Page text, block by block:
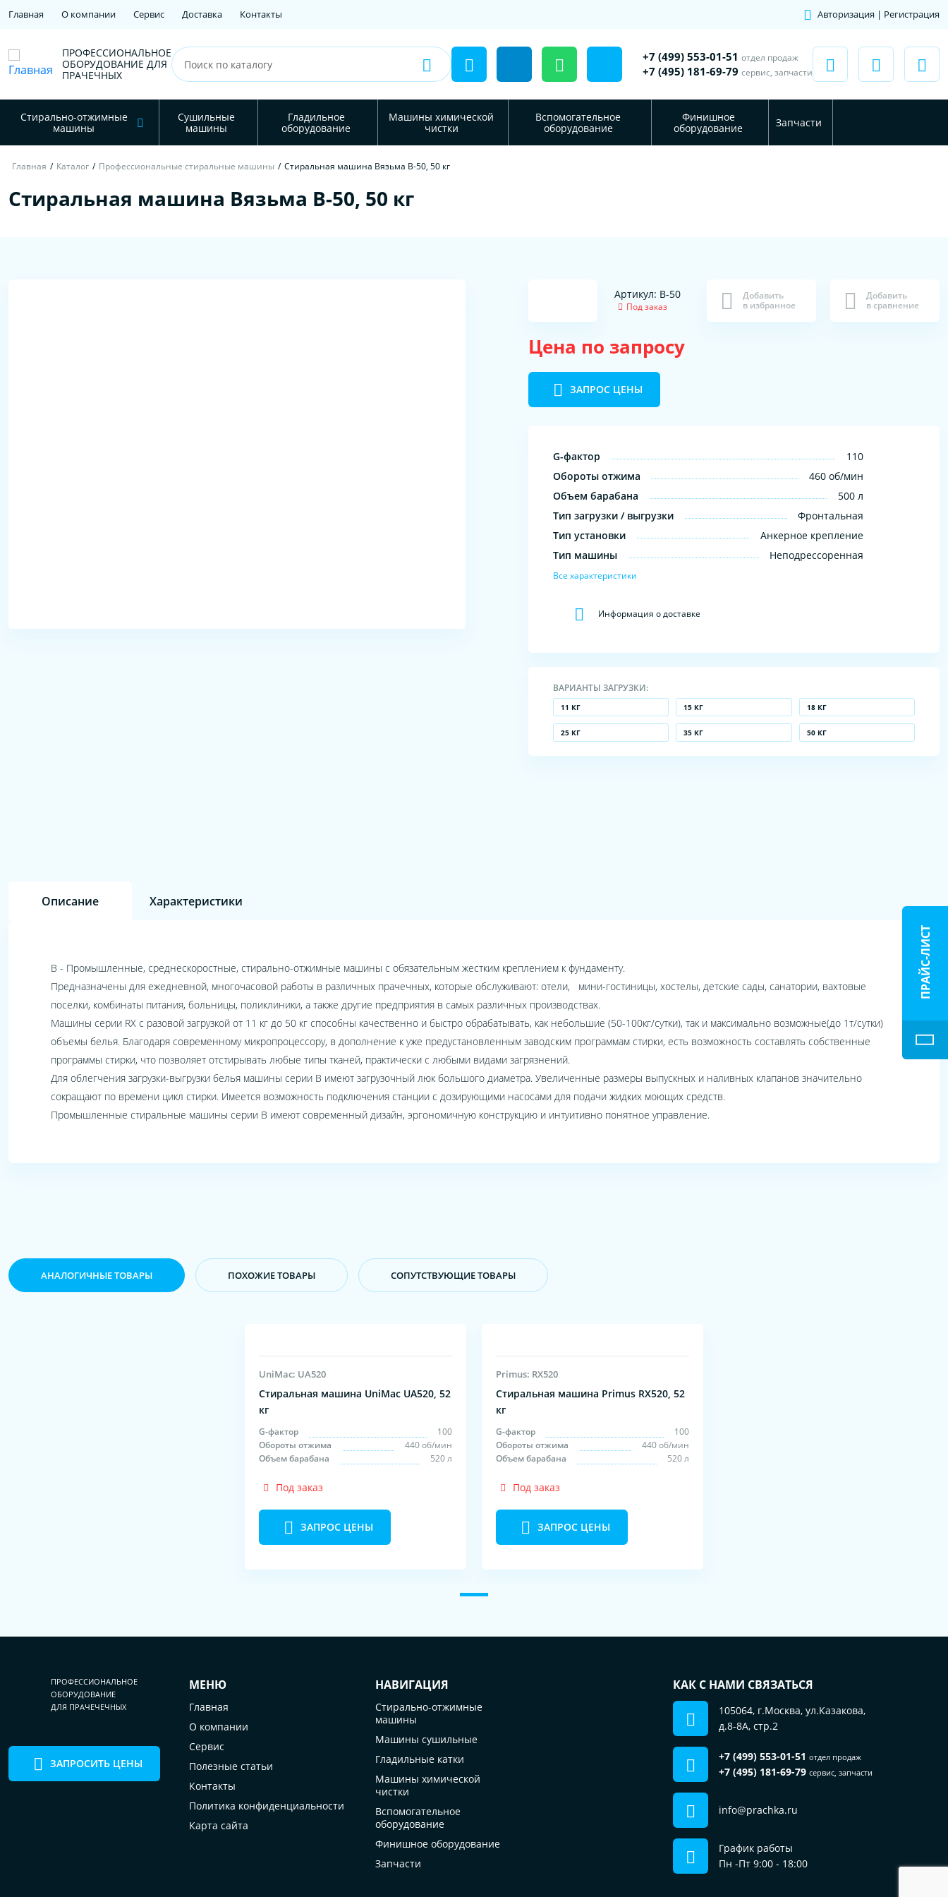
Главная О компании Сервис Доставка Контакты Авторизация | Регистрация
ПРОФЕССИОНАЛЬНОЕ
ОБОРУДОВАНИЕ ДЛЯ
ПРАЧЕЧНЫХ
+7 (499) 553-01-51 отдел продаж
+7 (495) 181-69-79 сервис, запчасти
Стирально-отжимные
машины
Сушильные
машины
Гладильное
оборудование
Машины химической
чистки
Вспомогательное
оборудование
Финишное
оборудование
Запчасти
Главная / Каталог / Профессиональные стиральные машины / Стиральная машина Вязьма В-50, 50 кг
Стиральная машина Вязьма В-50, 50 кг
Артикул: В-50
Под заказ
Добавить
в избранное
Добавить
в сравнение
Цена по запросу
ЗАПРОС ЦЕНЫ
G-фактор
110
Обороты отжима
460 об/мин
Объем барабана
500 л
Тип загрузки / выгрузки
Фронтальная
Тип установки
Анкерное крепление
Тип машины
Неподрессоренная
Все характеристики
Информация о доставке
ВАРИАНТЫ ЗАГРУЗКИ:
11 КГ 15 КГ 18 КГ
25 КГ 35 КГ 50 КГ
Описание Характеристики
В - Промышленные, среднескоростные, стирально-отжимные машины с обязательным жестким креплением к фундаменту.
Предназначены для ежедневной, многочасовой работы в различных прачечных, которые обслуживают: отели, мини-гостиницы, хостелы, детские сады, санатории, вахтовые
поселки, комбинаты питания, больницы, поликлиники, а также другие предприятия в самых различных производствах.
Машины серии RX с разовой загрузкой от 11 кг до 50 кг способны качественно и быстро обрабатывать, как небольшие (50-100кг/сутки), так и максимально возможные(до 1т/сутки)
объемы белья. Благодаря современному микропроцессору, в дополнение к уже предустановленным заводским программам стирки, есть возможность составлять собственные
программы стирки, что позволяет отстирывать любые типы тканей, практически с любыми видами загрязнений.
Для облегчения загрузки-выгрузки белья машины серии В имеют загрузочный люк большого диаметра. Увеличенные размеры выпускных и наливных клапанов значительно
сокращают по времени цикл стирки. Имеется возможность подключения станции с дозирующими насосами для подачи жидких моющих средств.
Промышленные стиральные машины серии В имеют современный дизайн, эргономичную конструкцию и интуитивно понятное управление.
АНАЛОГИЧНЫЕ ТОВАРЫ ПОХОЖИЕ ТОВАРЫ CОПУТСТВУЮЩИЕ ТОВАРЫ
UniMac: UA520
Стиральная машина UniMac UA520, 52
кг
G-фактор
100
Обороты отжима
440 об/мин
Объем барабана
520 л
Под заказ
ЗАПРОС ЦЕНЫ
Primus: RX520
Стиральная машина Primus RX520, 52
кг
G-фактор
100
Обороты отжима
440 об/мин
Объем барабана
520 л
Под заказ
ЗАПРОС ЦЕНЫ
Пользуясь сайтом, вы соглашаетесь на
использование файлов cookie.
ПРОФЕССИОНАЛЬНОЕ
ОБОРУДОВАНИЕ
ДЛЯ ПРАЧЕЧЕЧНЫХ
ЗАПРОСИТЬ ЦЕНЫ
МЕНЮ
Главная
О компании
Сервис
Полезные статьи
Контакты
Политика конфиденциальности
Карта сайта
НАВИГАЦИЯ
Стирально-отжимные
машины
Машины сушильные
Гладильные катки
Машины химической
чистки
Вспомогательное
оборудование
Финишное оборудование
Запчасти
КАК С НАМИ СВЯЗАТЬСЯ
105064, г.Москва, ул.Казакова,
д.8-8А, стр.2
+7 (499) 553-01-51 отдел продаж
+7 (495) 181-69-79 сервис, запчасти
info@prachka.ru
График работы
Пн -Пт 9:00 - 18:00
ПРАЙС-ЛИСТ